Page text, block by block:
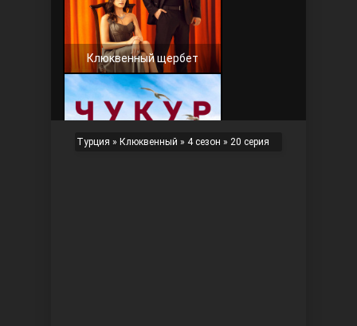
Клюквенный щербет
Турция » Клюквенный » 4 сезон » 20 серия